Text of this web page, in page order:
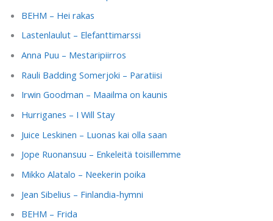
BEHM – Hei rakas
Lastenlaulut – Elefanttimarssi
Anna Puu – Mestaripiirros
Rauli Badding Somerjoki – Paratiisi
Irwin Goodman – Maailma on kaunis
Hurriganes – I Will Stay
Juice Leskinen – Luonas kai olla saan
Jope Ruonansuu – Enkeleitä toisillemme
Mikko Alatalo – Neekerin poika
Jean Sibelius – Finlandia-hymni
BEHM – Frida